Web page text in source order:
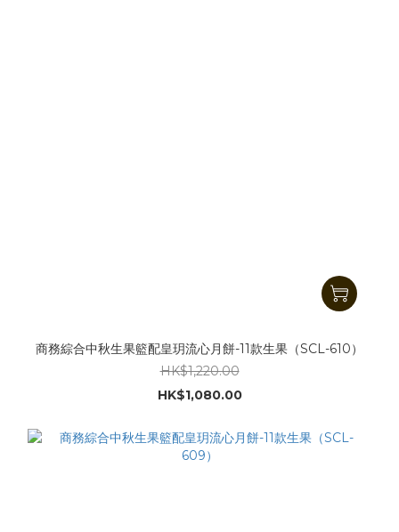
商務綜合中秋生果籃配皇玥流心月餅-11款生果（SCL-610）
HK$1,220.00
HK$1,080.00